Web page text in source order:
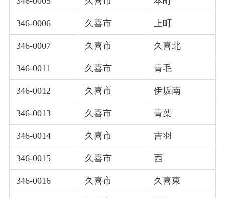
346-0006 久喜市 上町
346-0007 久喜市 久喜北
346-0011 久喜市 青毛
346-0012 久喜市 伊坂南
346-0013 久喜市 青葉
346-0014 久喜市 吉羽
346-0015 久喜市 西
346-0016 久喜市 久喜東